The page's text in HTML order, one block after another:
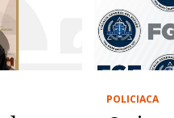
POLICIACA